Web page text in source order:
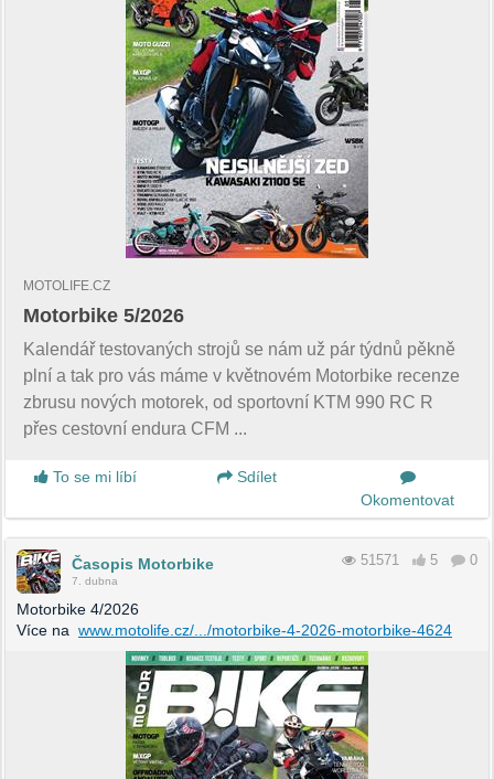
MOTOLIFE.CZ
Motorbike 5/2026
Kalendář testovaných strojů se nám už pár týdnů pěkně
plní a tak pro vás máme v květnovém Motorbike recenze
zbrusu nových motorek, od sportovní KTM 990 RC R
přes cestovní endura CFM ...
To se mi líbí
Sdílet
Okomentovat
Časopis Motorbike
7. dubna
51571 5 0
Motorbike 4/2026
Více na www.motolife.cz/.../motorbike-4-2026-motorbike-4624